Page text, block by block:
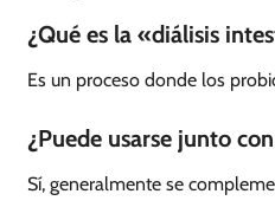
¿Qué es la «diálisis
Es un proceso donde los
¿Puede usarse junto
Sí, generalmente se